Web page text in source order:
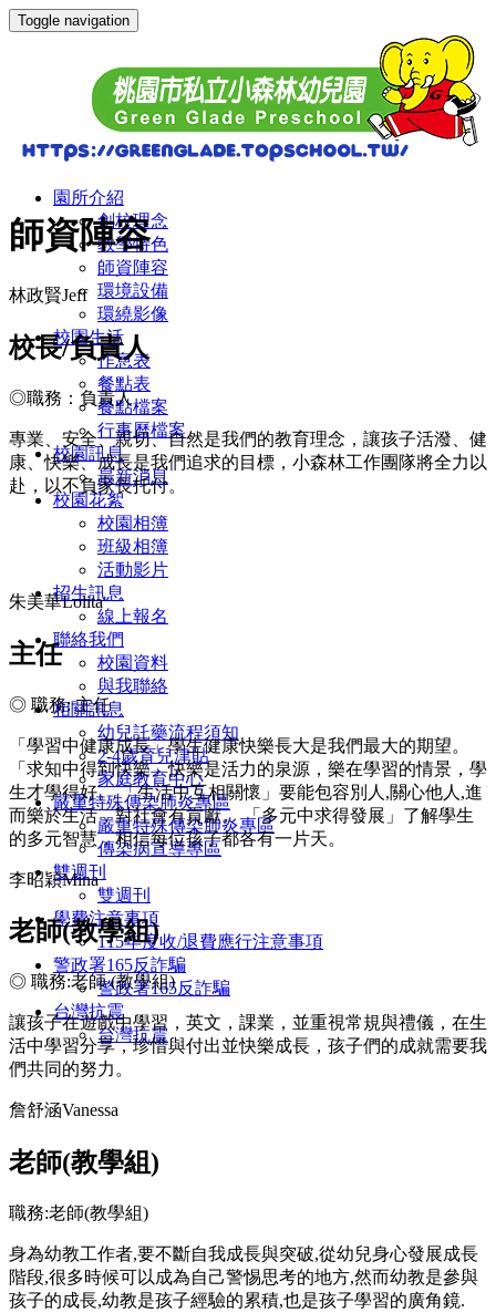
Toggle navigation
園所介紹
創校理念
教學特色
師資陣容
環境設備
環繞影像
校園生活
作息表
餐點表
餐點檔案
行事曆檔案
校園訊息
最新消息
校園花絮
校園相簿
班級相簿
活動影片
招生訊息
線上報名
聯絡我們
校園資料
與我聯絡
相關訊息
幼兒託藥流程須知
2-4歲育兒津貼
家庭教育中心
嚴重特殊傳染肺炎專區
嚴重特殊傳染肺炎專區
傳染病宣導專區
雙週刊
雙週刊
學費注意事項
115年度收/退費應行注意事項
警政署165反詐騙
警政署165反詐騙
台灣抗震
台灣抗震
師資陣容
林政賢Jeff
校長/負責人
◎職務：負責人
專業、安全、親切、自然是我們的教育理念，讓孩子活潑、健
康、快樂、成長是我們追求的目標，小森林工作團隊將全力以
赴，以不負家長托付。
朱美華Lolita
主任
◎ 職務: 主任
「學習中健康成長」學生健康快樂長大是我們最大的期望。
「求知中得到快樂」快樂是活力的泉源，樂在學習的情景，學
生才學得好。 「生活中互相關懷」要能包容別人,關心他人,進
而樂於生活，對社會有貢獻。 「多元中求得發展」了解學生
的多元智慧，相信每位孩子都各有一片天。
李昭穎Mina
老師(教學組)
◎ 職務:老師 (教學組)
讓孩子在遊戲中學習，英文，課業，並重視常規與禮儀，在生
活中學習分享，珍惜與付出並快樂成長，孩子們的成就需要我
們共同的努力。
詹舒涵Vanessa
老師(教學組)
職務:老師(教學組)
身為幼教工作者,要不斷自我成長與突破,從幼兒身心發展成長
階段,很多時候可以成為自己警惕思考的地方,然而幼教是參與
孩子的成長,幼教是孩子經驗的累積,也是孩子學習的廣角鏡.